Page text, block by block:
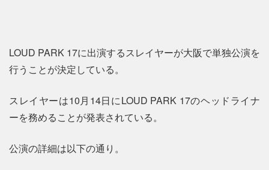
LOUD PARK 17に出演するスレイヤーが大阪で単独公演を
行うことが決定している。
スレイヤーは10月14日にLOUD PARK 17のヘッドライナ
ーを務めることが発表されている。
公演の詳細は以下の通り。